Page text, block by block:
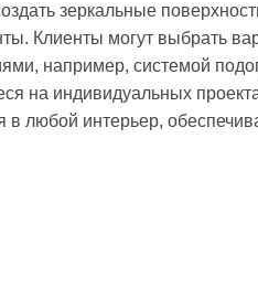
зеркальные
Клиенты могут выбрать
например, системой
на индивидуальных
в любой интерьер,